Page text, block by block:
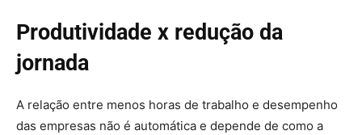
Produtividade x redução da
jornada
A relação entre menos horas de trabalho e desempenho
das empresas não é automática e depende de como a